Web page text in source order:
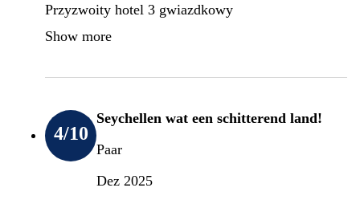
Przyzwoity hotel 3 gwiazdkowy
Show more
4/10
Seychellen wat een schitterend land!
Paar
Dez 2025